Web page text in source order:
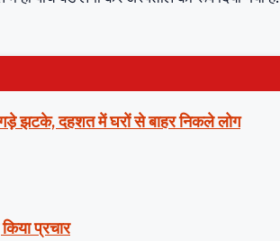
झटके, दहशत में घरों से बाहर निकले लोग
प्रचार